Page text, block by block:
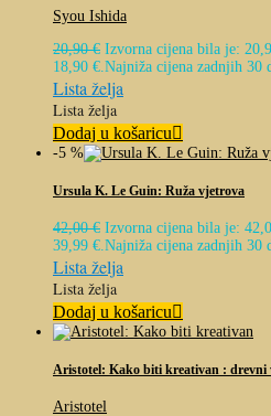
Syou Ishida
20,90€ Izvorna cijena bila je:
18,90 €.Najniža cijena zadnjih 30
Lista želja
Lista želja
Dodaj u košaricu
-5 %
Ursula K. Le Guin: Ruža vjetrova
42,00€ Izvorna cijena bila je:
39,99 €.Najniža cijena zadnjih 30
Lista želja
Lista želja
Dodaj u košaricu
Aristotel: Kako biti kreativan : drevni
Aristotel